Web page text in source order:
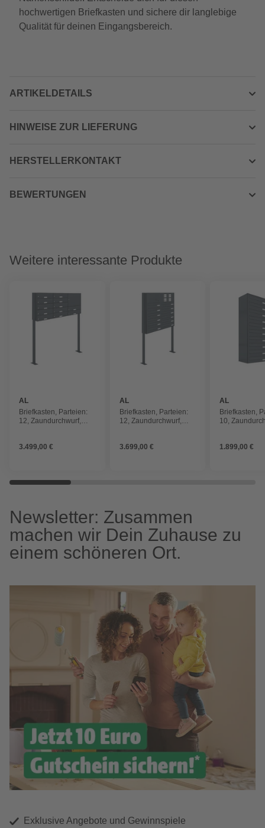
hochwertigen Briefkasten und sichere dir langlebige
Qualität für deinen Eingangsbereich.
ARTIKELDETAILS
HINWEISE ZUR LIEFERUNG
HERSTELLERKONTAKT
BEWERTUNGEN
Weitere interessante Produkte
AL
BRIEFKASTENSYSTEME
Briefkasten, Parteien:
12, Zaundurchwurf,
3.499,00 €
AL
BRIEFKASTENSYSTEME
Briefkasten, Parteien:
12, Zaundurchwurf,
3.699,00 €
AL
Briefkasten,
10,
1.899,00 €
Newsletter: Zusammen
machen wir Dein Zuhause zu
einem schöneren Ort.
Exklusive Angebote und Gewinnspiele